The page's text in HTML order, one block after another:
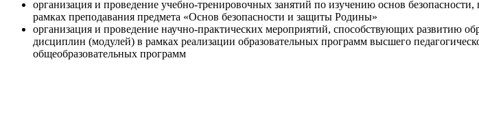
организация и проведение учебно-тренировочных занятий по изучению основ
рамках преподавания предмета «Основ безопасности и защиты Родины»
организация и проведение научно-практических мероприятий, способствующих развитию
дисциплин (модулей) в рамках реализации образовательных программ высшего
общеобразовательных программ